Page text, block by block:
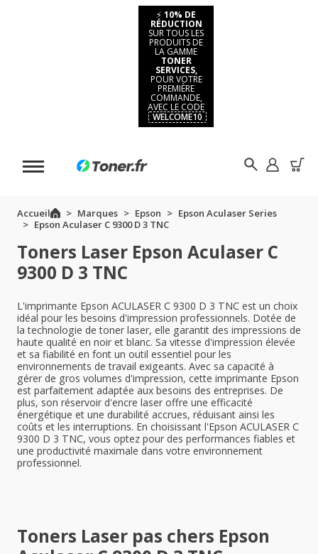
⚡ 10% DE
RÉDUCTION
SUR TOUS LES
PRODUITS DE
LA GAMME
TONER
SERVICES,
POUR VOTRE
PREMIÈRE
COMMANDE,
AVEC LE CODE
WELCOME10
Accueil Marques Epson
Epson Aculaser Series
Epson Aculaser C 9300 D 3 TNC
Toners Laser Epson Aculaser C
9300 D 3 TNC
L'imprimante Epson ACULASER C 9300 D 3 TNC est un choix
idéal pour les besoins d'impression professionnels. Dotée de
la technologie de toner laser, elle garantit des impressions de
haute qualité en noir et blanc. Sa vitesse d'impression élevée
et sa fiabilité en font un outil essentiel pour les
environnements de travail exigeants. Avec sa capacité à
gérer de gros volumes d'impression, cette imprimante Epson
est parfaitement adaptée aux besoins des entreprises. De
plus, son réservoir d'encre laser offre une efficacité
énergétique et une durabilité accrues, réduisant ainsi les
coûts et les interruptions. En choisissant l'Epson ACULASER C
9300 D 3 TNC, vous optez pour des performances fiables et
une productivité maximale dans votre environnement
professionnel.
Toners Laser pas chers Epson